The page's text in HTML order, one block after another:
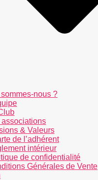
nous ?
associations
& Valeurs
de l’adhérent
intérieur
de confidentialité
Générales de Vente